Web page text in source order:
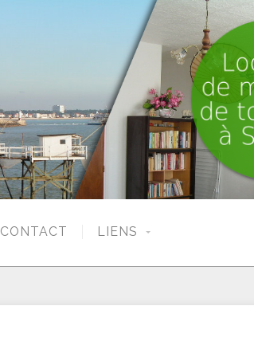
CONTACT LIENS